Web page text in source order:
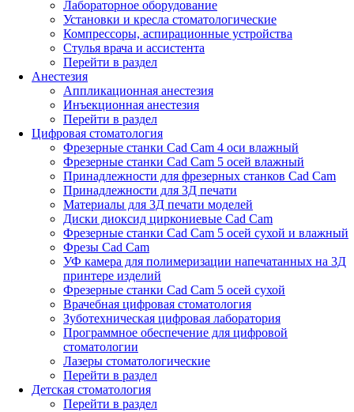
Лабораторное оборудование
Установки и кресла стоматологические
Компрессоры, аспирационные устройства
Стулья врача и ассистента
Перейти в раздел
Анестезия
Аппликационная анестезия
Инъекционная анестезия
Перейти в раздел
Цифровая стоматология
Фрезерные станки Cad Cam 4 оси влажный
Фрезерные станки Cad Cam 5 осей влажный
Принадлежности для фрезерных станков Cad Cam
Принадлежности для 3Д печати
Материалы для 3Д печати моделей
Диски диоксид циркониевые Cad Cam
Фрезерные станки Cad Cam 5 осей сухой и влажный
Фрезы Cad Cam
УФ камера для полимеризации напечатанных на 3Д
принтере изделий
Фрезерные станки Cad Cam 5 осей сухой
Врачебная цифровая стоматология
Зуботехническая цифровая лаборатория
Программное обеспечение для цифровой
стоматологии
Лазеры стоматологические
Перейти в раздел
Детская стоматология
Перейти в раздел